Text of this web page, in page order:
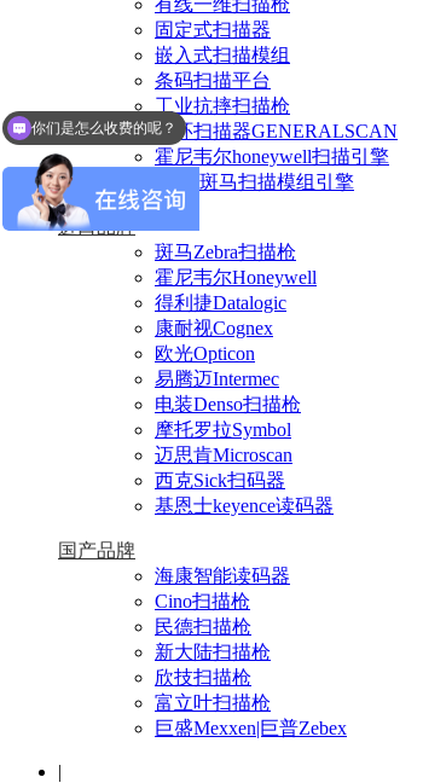
有线一维扫描枪
固定式扫描器
嵌入式扫描模组
条码扫描平台
工业抗摔扫描枪
指环扫描器GENERALSCAN
霍尼韦尔honeywell扫描引擎
Zebra斑马扫描模组引擎
进口品牌
斑马Zebra扫描枪
霍尼韦尔Honeywell
得利捷Datalogic
康耐视Cognex
欧光Opticon
易腾迈Intermec
电装Denso扫描枪
摩托罗拉Symbol
迈思肯Microscan
西克Sick扫码器
基恩士keyence读码器
国产品牌
海康智能读码器
Cino扫描枪
民德扫描枪
新大陆扫描枪
欣技扫描枪
富立叶扫描枪
巨盛Mexxen|巨普Zebex
|
你们是怎么收费的呢？
有什么优惠？